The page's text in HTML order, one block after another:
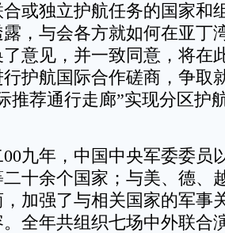
或独立护航任务的国家和
，与会各方就如何在亚丁
意见，并一致同意，将在
护航国际合作磋商，争取
推荐通行走廊”实现分区护
年，中国中央军委委员
十余个国家；与美、德、
加强了与相关国家的军事
全年共组织七场中外联合